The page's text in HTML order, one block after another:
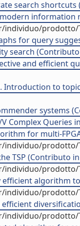
search
prodotto/
for query
search
and efficient
Introduction to
systems
Complex
for multi-
prodotto/
TSP (Contributo
prodotto/
efficient algorithm
prodotto/
prodotto/